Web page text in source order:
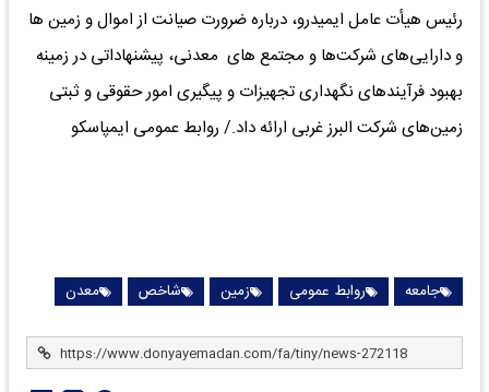
رئیس هیأت عامل ایمیدرو، درباره ضرورت صیانت از اموال و زمین ها
و دارایی‌های شرکت‌ها و مجتمع های معدنی، پیشنهاداتی در زمینه
بهبود فرآیندهای نگهداری تجهیزات و پیگیری امور حقوقی و ثبتی
زمین‌های شرکت البرز غربی ارائه داد./ روابط عمومی ایمپاسکو
جامعه روابط عمومی زمین شاخص معدن